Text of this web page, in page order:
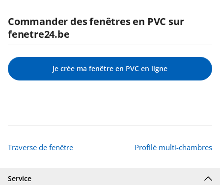
Commander des fenêtres en PVC sur
fenetre24.be
Je crée ma fenêtre en PVC en ligne
Traverse de fenêtre Profilé multi-chambres
Service